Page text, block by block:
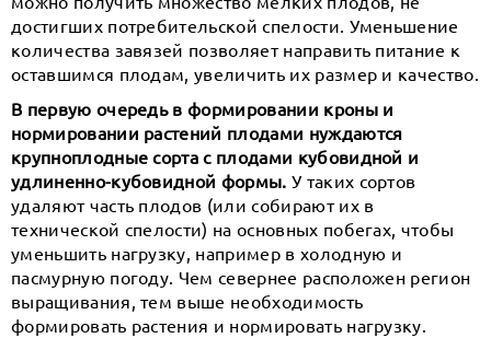
достигших потребительской спелости. Уменьшение
количества завязей позволяет направить питание к
оставшимся плодам, увеличить их размер и качество.
В первую очередь в формировании кроны и
нормировании растений плодами нуждаются
крупноплодные сорта с плодами кубовидной и
удлиненно-кубовидной формы. У таких сортов
удаляют часть плодов (или собирают их в
технической спелости) на основных побегах, чтобы
уменьшить нагрузку, например в холодную и
пасмурную погоду. Чем севернее расположен регион
выращивания, тем выше необходимость
формировать растения и нормировать нагрузку.